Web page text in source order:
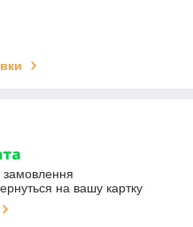
замовлення
на вашу картку